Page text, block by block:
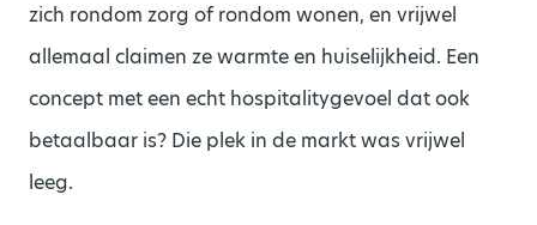
zich rondom zorg of rondom wonen, en vrijwel
allemaal claimen ze warmte en huiselijkheid. Een
concept met een echt hospitalitygevoel dat ook
betaalbaar is? Die plek in de markt was vrijwel
leeg.